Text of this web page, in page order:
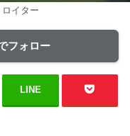
イター
フォロー
LINE